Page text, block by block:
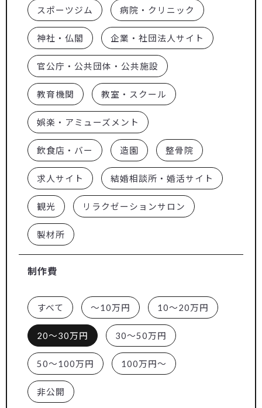
スポーツジム 病院・クリニック
神社・仏閣 企業・社団法人サイト
官公庁・公共団体・公共施設
教育機関 教室・スクール
娯楽・アミューズメント
飲食店・バー 造園 整骨院
求人サイト 結婚相談所・婚活サイト
観光 リラクゼーションサロン
製材所
制作費
すべて ～10万円 10～20万円
20～30万円 30～50万円
50～100万円 100万円～
非公開